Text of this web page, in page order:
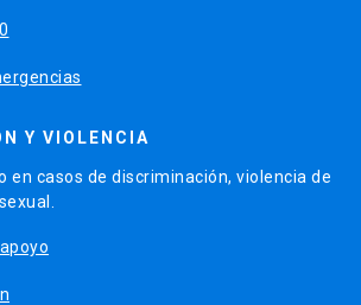
Y VIOLENCIA
en casos de discriminación, violencia de